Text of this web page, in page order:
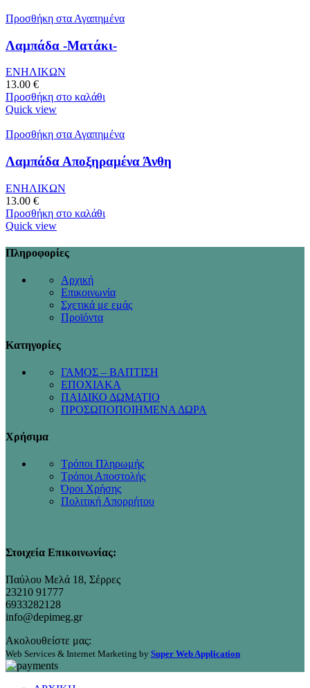
Προσθήκη στα Αγαπημένα
Λαμπάδα -Ματάκι-
ΕΝΗΛΙΚΩΝ
13.00 €
Προσθήκη στο καλάθι
Quick view
Προσθήκη στα Αγαπημένα
Λαμπάδα Αποξηραμένα Άνθη
ΕΝΗΛΙΚΩΝ
13.00 €
Προσθήκη στο καλάθι
Quick view
Πληροφορίες
Αρχική
Επικοινωνία
Σχετικά με εμάς
Προϊόντα
Κατηγορίες
ΓΑΜΟΣ – ΒΑΠΤΙΣΗ
ΕΠΟΧΙΑΚΑ
ΠΑΙΔΙΚΟ ΔΩΜΑΤΙΟ
ΠΡΟΣΩΠΟΠΟΙΗΜΕΝΑ ΔΩΡΑ
Χρήσιμα
Τρόποι Πληρωμής
Τρόποι Αποστολής
Όροι Χρήσης
Πολιτική Απορρήτου
Στοιχεία Επικοινωνίας:
Παύλου Μελά 18, Σέρρες
23210 91777
6933282128
info@depimeg.gr
Ακολουθείστε μας:
Web Services & Internet Marketing by Super Web Application